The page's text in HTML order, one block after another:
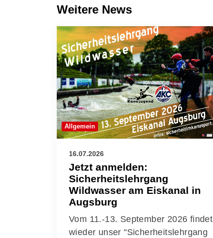
Weitere News
Allgemein
16.07.2026
Jetzt anmelden:
Sicherheitslehrgang
Wildwasser am Eiskanal in
Augsburg
Vom 11.-13. September 2026 findet
wieder unser "Sicherheitslehrgang